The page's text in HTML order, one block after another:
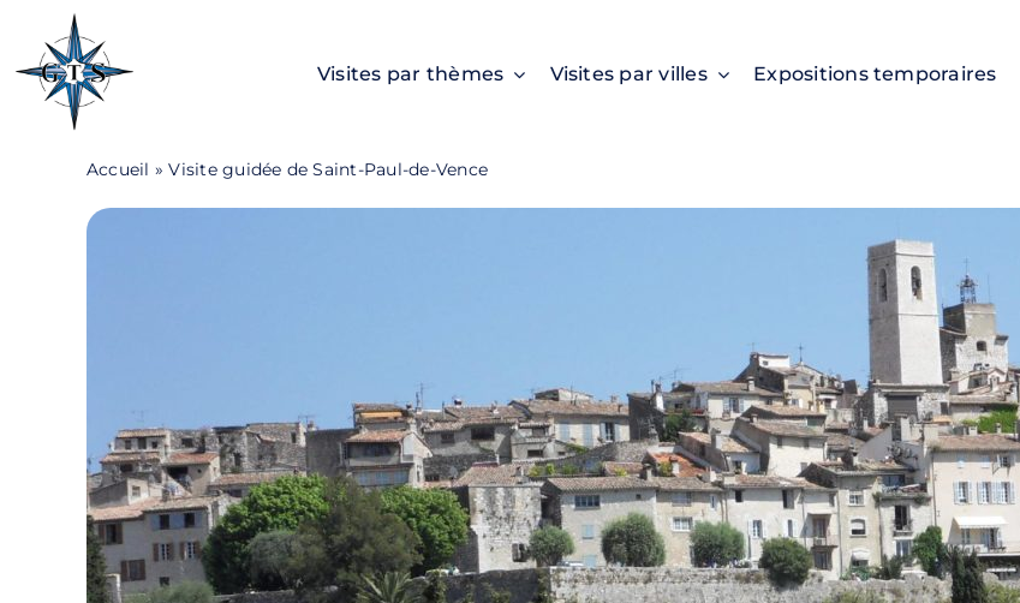
contenu
Visites par thèmes Visites par villes Expositions temporaires
Accueil »Visite guidée de Saint-Paul-de-Vence